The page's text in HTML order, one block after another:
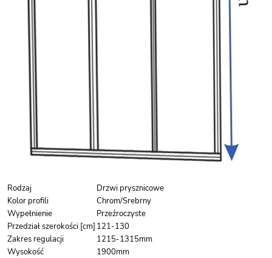
Rodzaj
Drzwi prysznicowe
Kolor profili
Chrom/Srebrny
Wypełnienie
Przeźroczyste
Przedział szerokości [cm] 121-130
Zakres regulacji
1215-1315mm
Wysokość
1900mm